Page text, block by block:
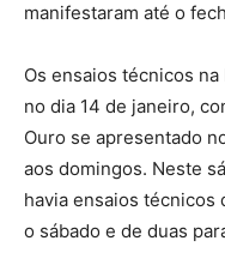
manifestaram até o
Os ensaios técnicos
no dia 14 de janeiro,
Ouro se apresentado
aos domingos. Neste
havia ensaios técnicos
o sábado e de duas